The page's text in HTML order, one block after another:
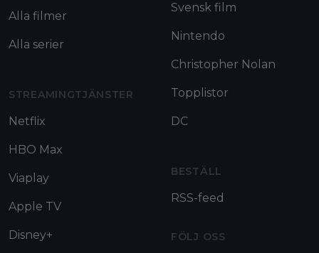
Alla filmer
Alla serier
STREAMINGTJÄNSTER
Netflix
HBO Max
Viaplay
Apple TV
Disney+
Svensk film
Nintendo
Christopher Nolan
Topplistor
DC
BESTÄLL
RSS-feed
FÖLJ OSS